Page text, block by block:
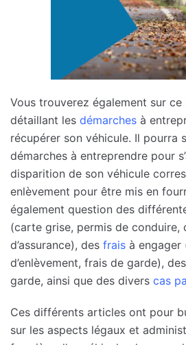
Vous trouverez également sur
détaillant les démarches à
récupérer son véhicule. Il pourra
démarches à entreprendre pour
disparition de son véhicule
enlèvement pour être mis en
également question des
(carte grise, permis de conduire,
d’assurance), des frais à engager
d’enlèvement, frais de garde), des
garde, ainsi que des divers cas
Ces différents articles ont pour
sur les aspects légaux et